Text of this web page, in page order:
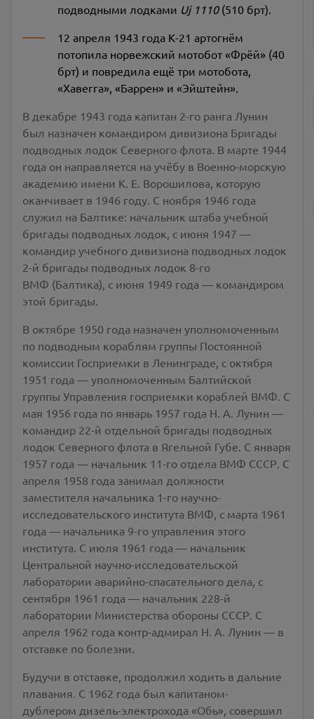
подводными лодками Uj 1110(510 брт).
12 апреля 1943 года К-21 артогнём
потопила норвежский мотобот «Фрёй» (40
брт) и повредила ещё три мотобота,
«Хавегга», «Баррен» и «Эйштейн».
В декабре 1943 года капитан 2-го ранга Лунин
был назначен командиром дивизиона Бригады
подводных лодок Северного флота. В марте 1944
года он направляется на учёбу в Военно-морскую
академию имени К. Е. Ворошилова, которую
оканчивает в 1946 году. С ноября 1946 года
служил на Балтике: начальник штаба учебной
бригады подводных лодок, с июня 1947 —
командир учебного дивизиона подводных лодок
2-й бригады подводных лодок 8-го
ВМФ (Балтика), с июня 1949 года — командиром
этой бригады.
В октябре 1950 года назначен уполномоченным
по подводным кораблям группы Постоянной
комиссии Госприемки в Ленинграде, с октября
1951 года — уполномоченным Балтийской
группы Управления госприемки кораблей ВМФ. С
мая 1956 года по январь 1957 года Н. А. Лунин —
командир 22-й отдельной бригады подводных
лодок Северного флота в Ягельной Губе. С января
1957 года — начальник 11-го отдела ВМФ СССР. С
апреля 1958 года занимал должности
заместителя начальника 1-го научно-
исследовательского института ВМФ, с марта 1961
года — начальника 9-го управления этого
института. С июля 1961 года — начальник
Центральной научно-исследовательской
лаборатории аварийно-спасательного дела, с
сентября 1961 года — начальник 228-й
лаборатории Министерства обороны СССР. С
апреля 1962 года контр-адмирал Н. А. Лунин — в
отставке по болезни.
Будучи в отставке, продолжил ходить в дальние
плавания. С 1962 года был капитаном-
дублером дизель-электрохода «Обь», совершил